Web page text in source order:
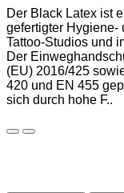
Der Black Latex ist
gefertigter Hygiene-
Tattoo-Studios und
Der
(EU) 2016/425
420 und EN 455
sich durch hohe F..